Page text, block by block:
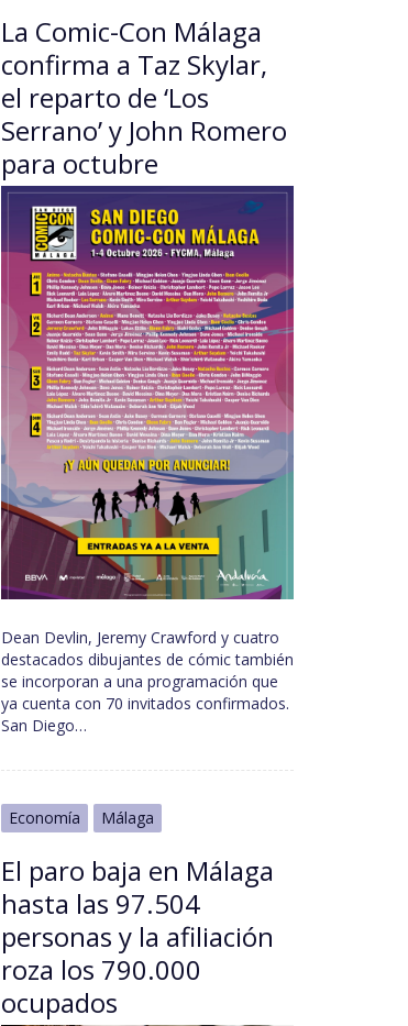
La Comic-Con Málaga
confirma a Taz Skylar,
el reparto de ‘Los
Serrano’ y John Romero
para octubre
Dean Devlin, Jeremy Crawford y cuatro
destacados dibujantes de cómic también
se incorporan a una programación que
ya cuenta con 70 invitados confirmados.
San Diego…
Economía Málaga
El paro baja en Málaga
hasta las 97.504
personas y la afiliación
roza los 790.000
ocupados